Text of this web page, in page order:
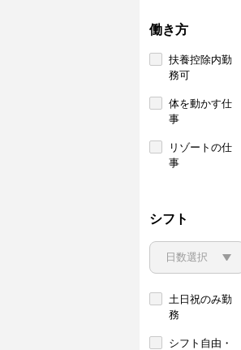
働き方
扶養控除内勤
務可
体を動かす仕
事
リゾートの仕
事
シフト
土日祝のみ勤
務
シフト自由・